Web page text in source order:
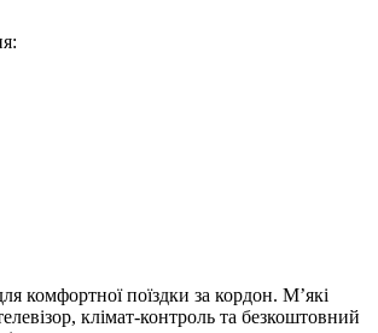
комфортноїпоїздки за кордон. М’які
клімат-контроль та безкоштовний